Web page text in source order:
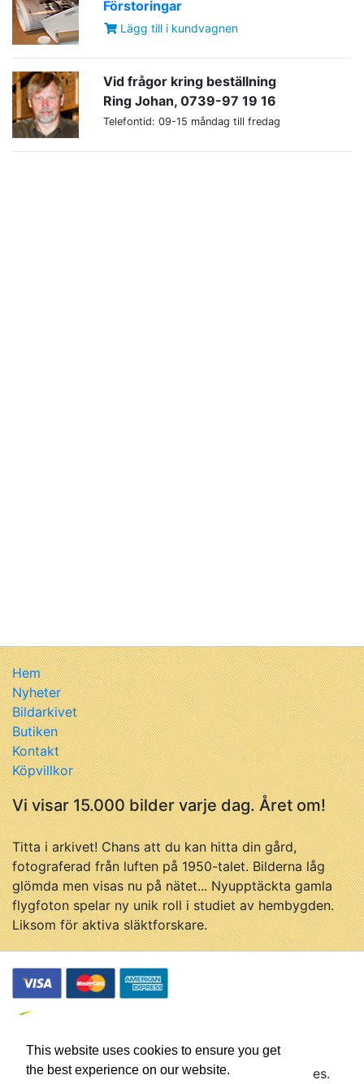
This website uses cookies to ensure you get
the best experience on our website.
Förstoringar
Lägg till i kundvagnen
Vid frågor kring beställning
Ring Johan, 0739-97 19 16
Telefontid: 09-15 måndag till fredag
Hem
Nyheter
Bildarkivet
Butiken
Kontakt
Köpvillkor
Vi visar 15.000 bilder varje dag. Året om!
Titta i arkivet! Chans att du kan hitta din gård,
fotograferad från luften på 1950-talet. Bilderna låg
glömda men visas nu på nätet... Nyupptäckta gamla
flygfoton spelar ny unik roll i studiet av hembygden.
Liksom för aktiva släktforskare.
© Flygfotohistoria, samtliga rättigheter förbehålles.